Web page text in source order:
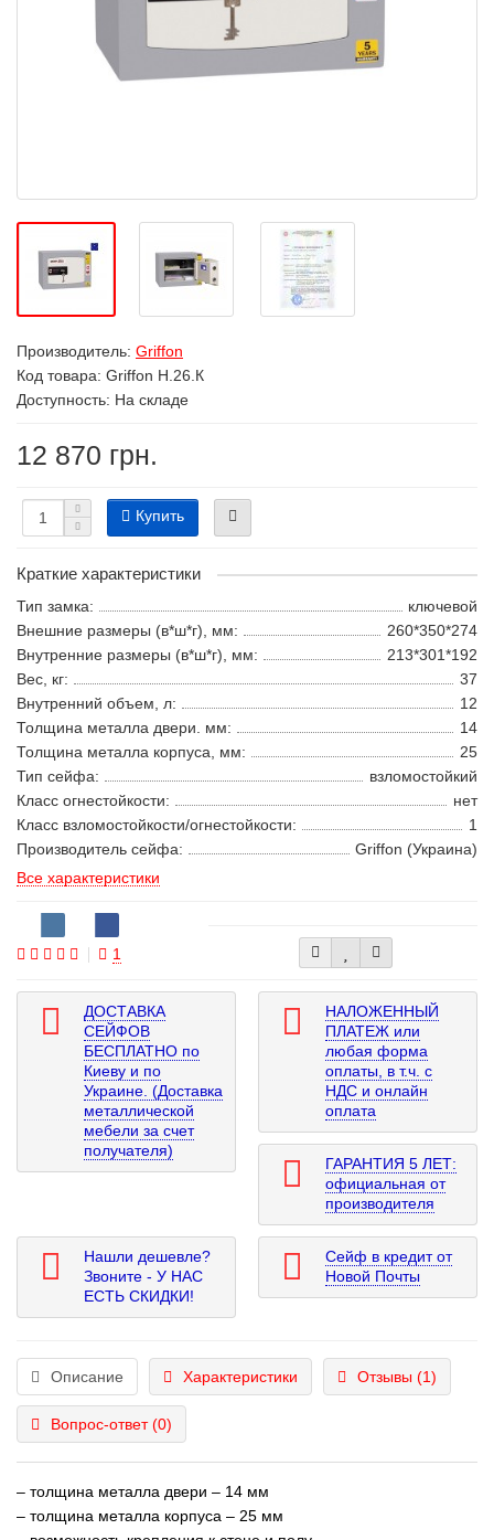
Производитель: Griffon
Код товара: Griffon H.26.К
Доступность: На складе
12 870 грн.
Купить
Краткие характеристики
Тип замка:
ключевой
Внешние размеры (в*ш*г), мм:
260*350*274
Внутренние размеры (в*ш*г), мм:
213*301*192
Вес, кг:
37
Внутренний объем, л:
12
Толщина металла двери. мм:
14
Толщина металла корпуса, мм:
25
Тип сейфа:
взломостойкий
Класс огнестойкости:
нет
Класс взломостойкости/огнестойкости:
1
Производитель сейфа:
Griffon (Украина)
Все характеристики
1
ДОСТАВКА
СЕЙФОВ
БЕСПЛАТНО по
Киеву и по
Украине. (Доставка
металлической
мебели за счет
получателя)
НАЛОЖЕННЫЙ
ПЛАТЕЖ или
любая форма
оплаты, в т.ч. с
НДС и онлайн
оплата
ГАРАНТИЯ 5 ЛЕТ:
официальная от
производителя
Нашли дешевле?
Звоните - У НАС
ЕСТЬ СКИДКИ!
Сейф в кредит от
Новой Почты
Описание Характеристики Отзывы (1)
Вопрос-ответ(0)
– толщина металла двери – 14 мм
– толщина металла корпуса – 25 мм